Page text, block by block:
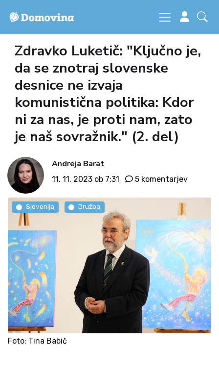
Zdravko Luketič: "Ključno je,
da se znotraj slovenske
desnice ne izvaja
komunistična politika: Kdor
ni za nas, je proti nam, zato
je naš sovražnik." (2. del)
Andreja Barat
11. 11. 2023 ob 7:31 5 komentarjev
Foto: Tina Babič
Slovenija Družba